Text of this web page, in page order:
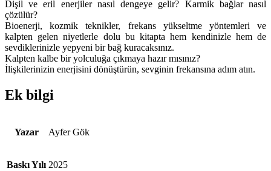
Dişil ve eril enerjiler nasıl dengeye gelir? Karmik bağlar nasıl
çözülür?
Bioenerji, kozmik teknikler, frekans yükseltme yöntemleri ve
kalpten gelen niyetlerle dolu bu kitapta hem kendinizle hem de
sevdiklerinizle yepyeni bir bağ kuracaksınız.
Kalpten kalbe bir yolculuğa çıkmaya hazır mısınız?
İlişkilerinizin enerjisini dönüştürün, sevginin frekansına adım atın.
Ek bilgi
Yazar Ayfer Gök
Baskı Yılı 2025